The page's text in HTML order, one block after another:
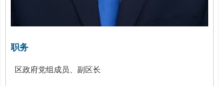
职务
区政府党组成员、副区长